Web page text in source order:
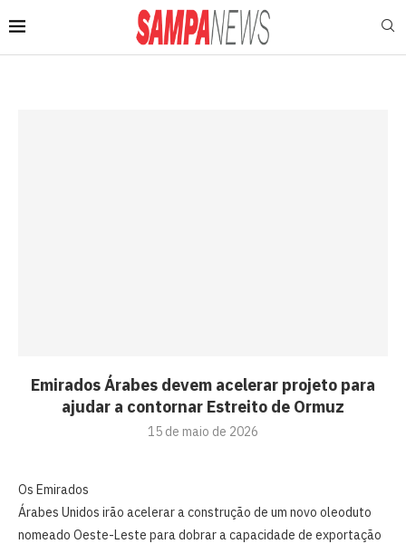
Emirados Árabes devem acelerar projeto para
ajudar a contornar Estreito de Ormuz
15 de maio de 2026
Os Emirados
Árabes Unidos irão acelerar a construção de um novo oleoduto
nomeado Oeste-Leste para dobrar a capacidade de exportação